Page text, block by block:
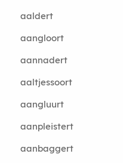
aaldert
aangloort
aannadert
aaltjessoort
aangluurt
aanpleistert
aanbaggert